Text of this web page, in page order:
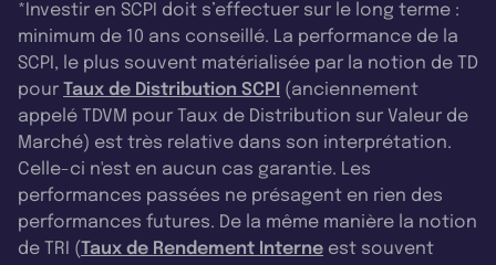
*Investir en SCPI doit s’effectuer sur le long terme :
minimum de 10 ans conseillé. La performance de la
SCPI, le plus souvent matérialisée par la notion de TD
pour Taux de Distribution SCPI (anciennement
appelé TDVM pour Taux de Distribution sur Valeur de
Marché) est très relative dans son interprétation.
Celle-ci n'est en aucun cas garantie. Les
performances passées ne présagent en rien des
performances futures. De la même manière la notion
de TRI (Taux de Rendement Interne est souvent